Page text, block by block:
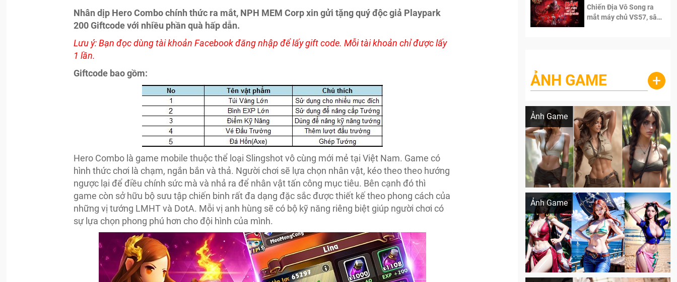
Nhân dịp Hero Combo chính thức ra mắt, NPH MEM Corp xin gửi tặng quý độc giả Playpark
200 Giftcode với nhiều phần quà hấp dẫn.
Lưu ý: Bạn đọc dùng tài khoản Facebook đăng nhập để lấy gift code. Mỗi tài khoản chỉ được lấy
1 lần.
Giftcode bao gồm:
Hero Combo là game mobile thuộc thể loại Slingshot vô cùng mới mẻ tại Việt Nam. Game có
hình thức chơi là chạm, ngắn bắn và thả. Người chơi sẽ lựa chọn nhân vật, kéo theo theo hướng
ngược lại để điều chính sức mà và nhả ra để nhân vật tấn công mục tiêu. Bên cạnh đó thì
game còn sở hữu bộ sưu tập chiến binh rất đa dạng đặc sắc được thiết kế theo phong cách của
những vị tướng LMHT và DotA. Mỗi vị anh hùng sẽ có bộ kỹ năng riêng biệt giúp người chơi có
sự lựa chọn phong phú hơn cho đội hình của mình.
Chiến Địa Vô Song ra
mắt máy chủ VS57, sân
ẢNH GAME +
Ảnh Game
Lala Croft vừa nóng vừa xinh dưới nét vẽ
Ảnh Game
Khi AI Cosplay gái đẹp One Piece
Cosplay Xiangling siêu cute